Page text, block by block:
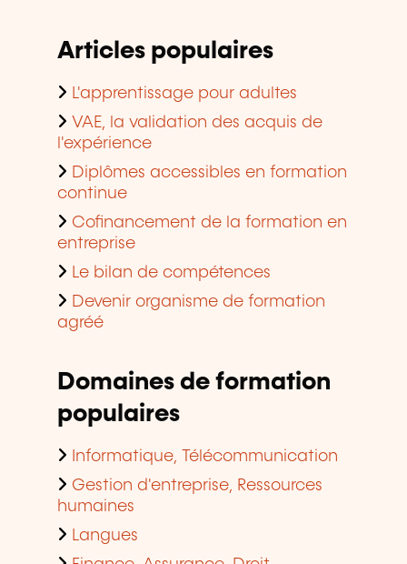
Articles populaires
L'apprentissage pour adultes
VAE, la validation des acquis de
l'expérience
Diplômes accessibles en formation
continue
Cofinancement de la formation en
entreprise
Le bilan de compétences
Devenir organisme de formation
agréé
Domaines de formation
populaires
Informatique, Télécommunication
Gestion d'entreprise, Ressources
humaines
Langues